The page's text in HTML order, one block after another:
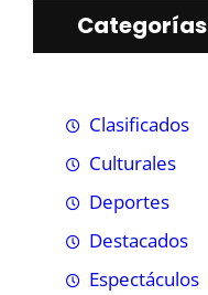
Categorías
Clasificados
Culturales
Deportes
Destacados
Espectáculos